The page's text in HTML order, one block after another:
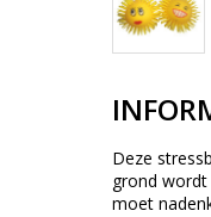
Deze
grond wordt
moet